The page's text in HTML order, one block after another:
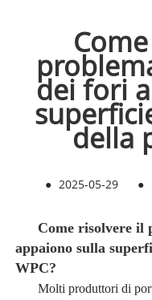
dei fori
della
● 2025-05-29 ●
Come risolvere il
appaiono sulla
WPC?
Molti produttori di